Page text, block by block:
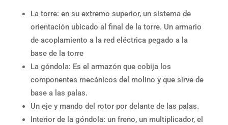
La torre: en su extremo superior, un sistema de
orientación ubicado al final de la torre. Un armario
de acoplamiento a la red eléctrica pegado a la
base de la torre
La góndola: Es el armazón que cobija los
componentes mecánicos del molino y que sirve de
base a las palas.
Un eje y mando del rotor por delante de las palas.
Interior de la góndola: un freno, un multiplicador, el